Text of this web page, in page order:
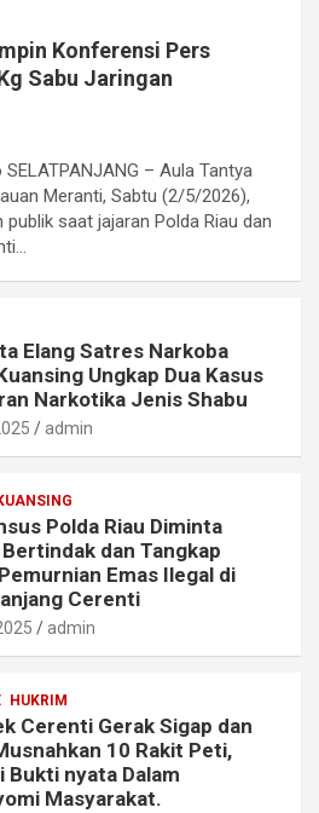
Konferensi Pers
Sabu Jaringan
– Aula Tantya
Meranti, Sabtu (2/5/2026),
saat jajaran Polda Riau dan
Elang Satres Narkoba
Ungkap Dua Kasus
Narkotika Jenis Shabu
admin
Polda Riau Diminta
dan Tangkap
Emas Ilegal di
Cerenti
admin
HUKRIM
Cerenti Gerak Sigap dan
10 Rakit Peti,
Bukti nyata Dalam
Masyarakat.